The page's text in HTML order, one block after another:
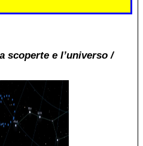
scoperte e l’universo /